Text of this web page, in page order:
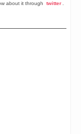
about it through twitter